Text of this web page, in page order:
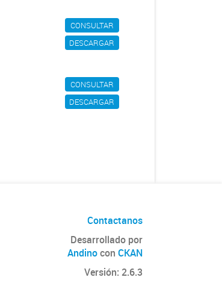
CONSULTAR
DESCARGAR
CONSULTAR
DESCARGAR
Contactanos
Desarrollado por
Andinocon CKAN
Versión: 2.6.3